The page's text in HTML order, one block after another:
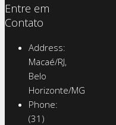
Entre em
Contato
Address:
Macaé/RJ,
Belo
Horizonte/MG
Phone:
(31)